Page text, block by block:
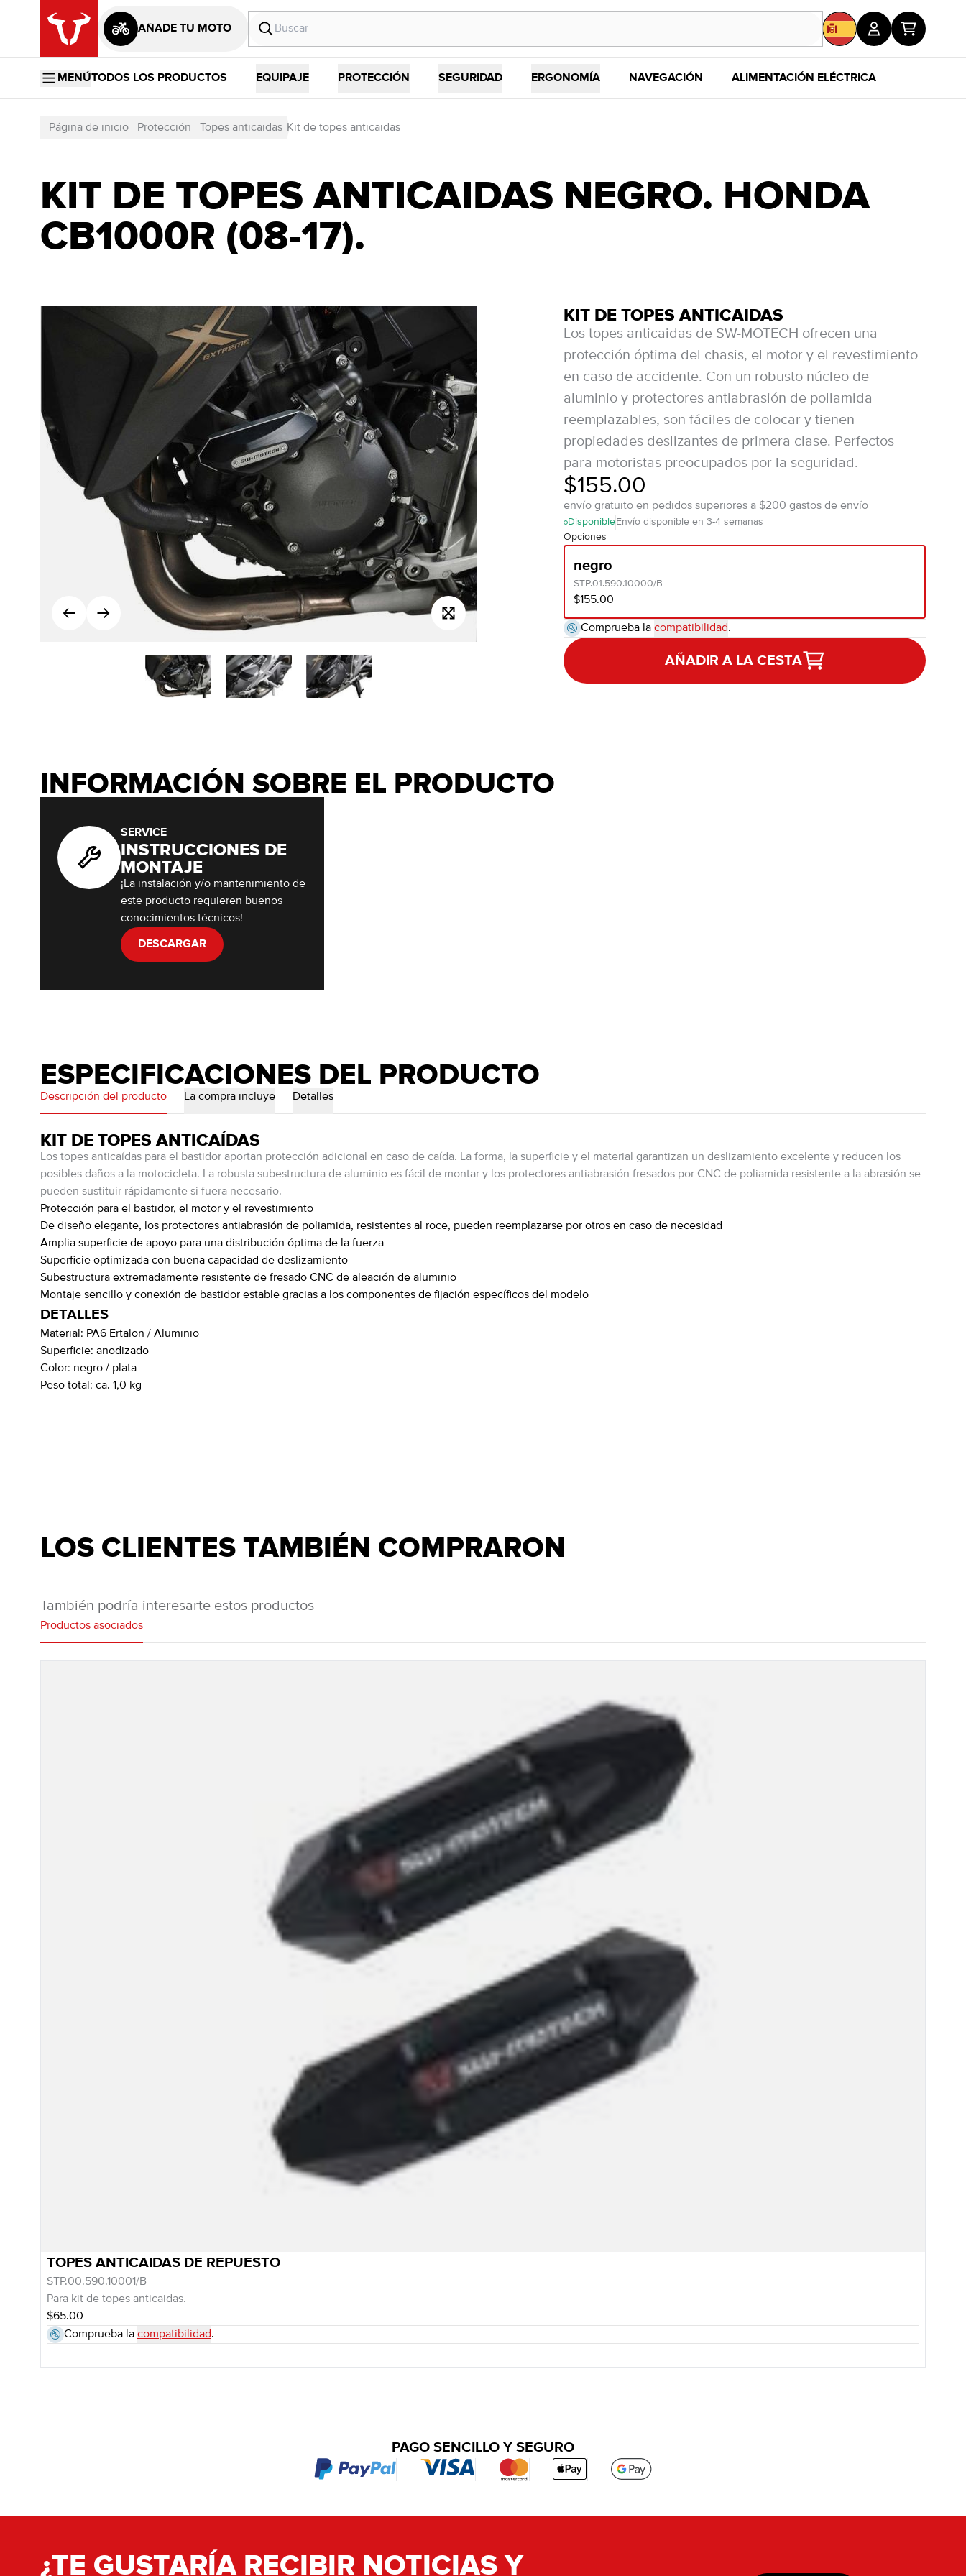
AÑADE TU MOTO
MENÚTODOS LOS PRODUCTOS EQUIPAJE PROTECCIÓN SEGURIDAD ERGONOMÍA NAVEGACIÓN ALIMENTACIÓN ELÉCTRICA
Página de inicio Protección Topes anticaidas Kit de topes anticaidas
KIT DE TOPES ANTICAIDAS NEGRO. HONDA
CB1000R (08-17).
KIT DE TOPES ANTICAIDAS
Los topes anticaidas de SW-MOTECH ofrecen una
protección óptima del chasis, el motor y el revestimiento
en caso de accidente. Con un robusto núcleo de
aluminio y protectores antiabrasión de poliamida
reemplazables, son fáciles de colocar y tienen
propiedades deslizantes de primera clase. Perfectos
para motoristas preocupados por la seguridad.
$155.00
envío gratuito en pedidos superiores a $200 gastos de envío
Disponible Envío disponible en 3-4 semanas
Opciones
negro
STP.01.590.10000/B
$155.00
Comprueba la compatibilidad.
AÑADIR A LA CESTA
INFORMACIÓN SOBRE EL PRODUCTO
SERVICE
INSTRUCCIONES DE
MONTAJE
¡La instalación y/o mantenimiento de
este producto requieren buenos
conocimientos técnicos!
DESCARGAR
ESPECIFICACIONES DEL PRODUCTO
Descripción del producto La compra incluye Detalles
KIT DE TOPES ANTICAÍDAS
Los topes anticaídas para el bastidor aportan protección adicional en caso de caída. La forma, la superficie y el material garantizan un deslizamiento excelente y reducen los
posibles daños a la motocicleta. La robusta subestructura de aluminio es fácil de montar y los protectores antiabrasión fresados por CNC de poliamida resistente a la abrasión se
pueden sustituir rápidamente si fuera necesario.
Protección para el bastidor, el motor y el revestimiento
De diseño elegante, los protectores antiabrasión de poliamida, resistentes al roce, pueden reemplazarse por otros en caso de necesidad
Amplia superficie de apoyo para una distribución óptima de la fuerza
Superficie optimizada con buena capacidad de deslizamiento
Subestructura extremadamente resistente de fresado CNC de aleación de aluminio
Montaje sencillo y conexión de bastidor estable gracias a los componentes de fijación específicos del modelo
DETALLES
Material: PA6 Ertalon / Aluminio
Superficie: anodizado
Color: negro / plata
Peso total: ca. 1,0 kg
LOS CLIENTES TAMBIÉN COMPRARON
También podría interesarte estos productos
Productos asociados
TOPES ANTICAIDAS DE REPUESTO
STP.00.590.10001/B
Para kit de topes anticaidas.
$65.00
Comprueba la compatibilidad.
PAGO SENCILLO Y SEGURO
¿TE GUSTARÍA RECIBIR NOTICIAS Y